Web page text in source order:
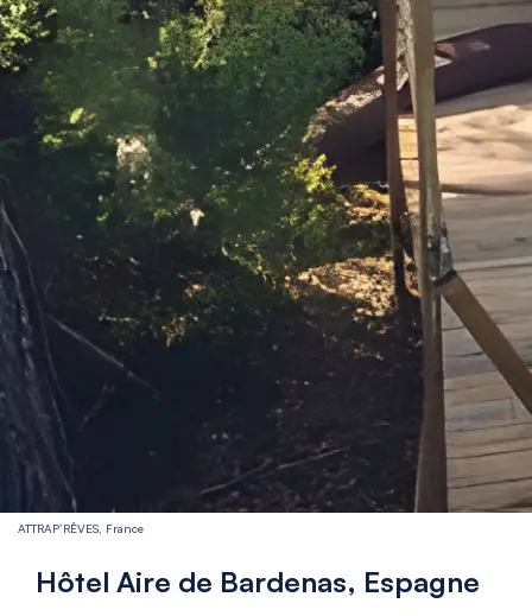
ATTRAP’RÊVES, France
Hôtel Aire de Bardenas, Espagne